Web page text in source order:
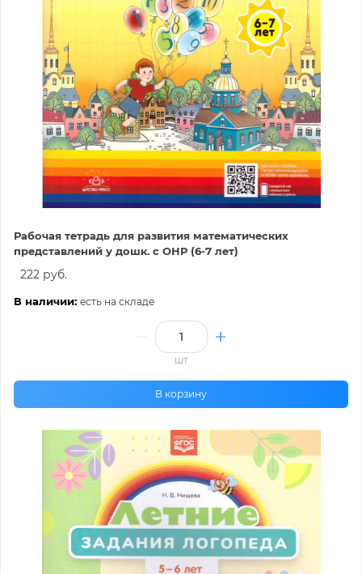
Рабочая тетрадь для развития математических
представлений у дошк. с ОНР (6-7 лет)
222 руб.
В наличии: есть на складе
шт
В корзину